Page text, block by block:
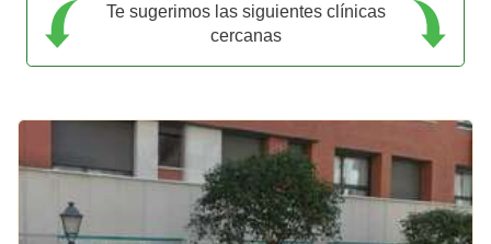
Te sugerimos las siguientes clínicas
cercanas